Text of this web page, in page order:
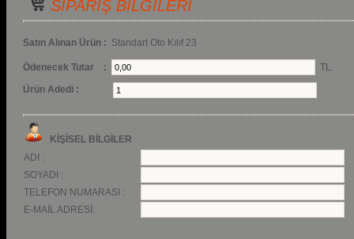
SİPARİŞ BİLGİLERİ
Satın Alınan Ürün : Standart Oto Kılıf 23
Ödenecek Tutar :
TL.
Ürün Adedi :
KİŞİSEL BİLGİLER
ADI :
SOYADI :
TELEFON NUMARASI :
E-MAİL ADRESİ: